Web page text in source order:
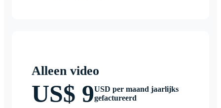
Alleen video
US$ 9USD per maand jaarlijks
gefactureerd